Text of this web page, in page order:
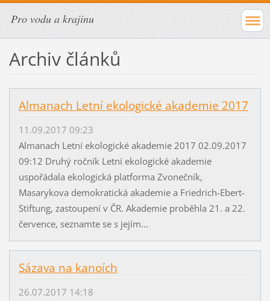
Pro vodu a krajinu
Archiv článků
Almanach Letní ekologické akademie 2017
11.09.2017 09:23
Almanach Letní ekologické akademie 2017 02.09.2017
09:12 Druhý ročník Letní ekologické akademie
uspořádala ekologická platforma Zvonečník,
Masarykova demokratická akademie a Friedrich-Ebert-
Stiftung, zastoupení v ČR. Akademie proběhla 21. a 22.
července, seznamte se s jejím...
Sázava na kanoích
26.07.2017 14:18